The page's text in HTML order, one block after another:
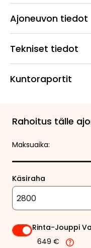
Ajoneuvon tiedot
Tekniset tiedot
Kuntoraportit
Rahoitus tälle
Maksuaika:
Käsiraha
Rinta-Jouppi
649 €